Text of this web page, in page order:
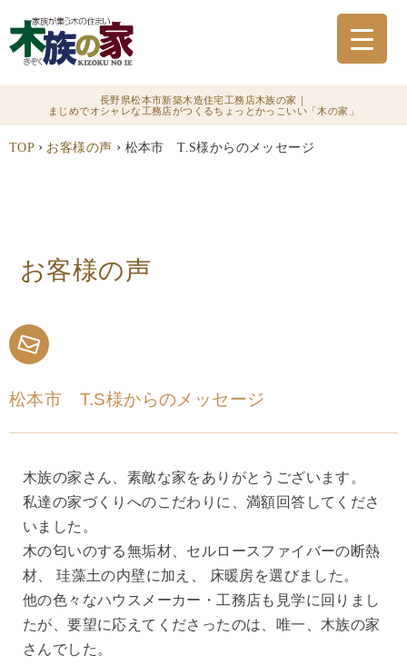
長野県松本市新築木造住宅工務店木族の家｜
まじめでオシャレな工務店がつくるちょっとかっこいい「木の家」
TOP › お客様の声 › 松本市 T.S様からのメッセージ
お客様の声
松本市 T.S様からのメッセージ
木族の家さん、素敵な家をありがとうございます。
私達の家づくりへのこだわりに、満額回答してくださ
いました。
木の匂いのする無垢材、セルロースファイバーの断熱
材、 珪藻土の内壁に加え、 床暖房を選びました。
他の色々なハウスメーカー・工務店も見学に回りまし
たが、要望に応えてくださったのは、唯一、木族の家
さんでした。